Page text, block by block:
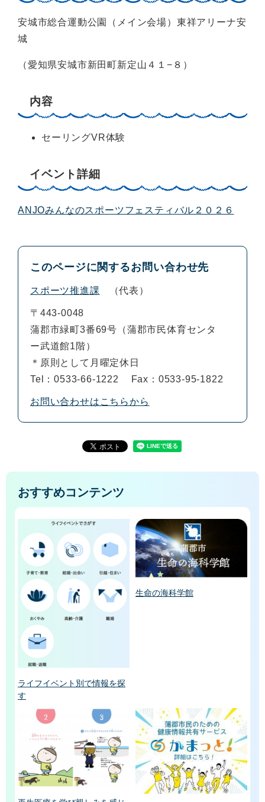
安城市総合運動公園（メイン会場）東祥アリーナ安
城
（愛知県安城市新田町新定山４１−８）
内容
セーリングVR体験
イベント詳細
ANJOみんなのスポーツフェスティバル２０２６
このページに関するお問い合わせ先
スポーツ推進課 代表
〒443-0048
蒲郡市緑町3番69号（蒲郡市民体育センタ
ー武道館1階）
＊原則として月曜定休日
Tel：0533-66-1222
Fax：0533-95-1822
お問い合わせはこちらから
おすすめコンテンツ
ライフイベント別で情報を探
す
生命の海科学館